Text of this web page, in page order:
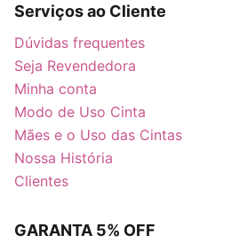
Serviços ao Cliente
Dúvidas frequentes
Seja Revendedora
Minha conta
Modo de Uso Cinta
Mães e o Uso das Cintas
Nossa História
Clientes
GARANTA 5% OFF